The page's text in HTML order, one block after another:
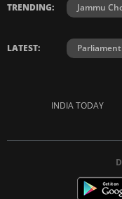
TRENDING: Jammu
LATEST:
INDIA TODAY